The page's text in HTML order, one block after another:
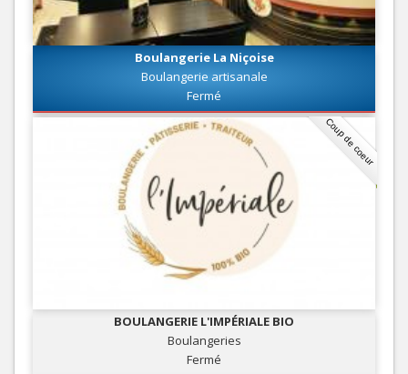
Boulangerie La Niçoise
Boulangerie artisanale
Fermé
Coup de coeur
BOULANGERIE L'IMPÉRIALE BIO
Boulangeries
Fermé